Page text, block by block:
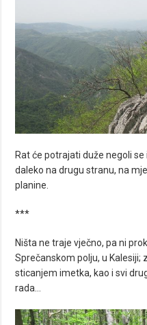
Rat će potrajati duže negoli
daleko na drugu stranu, na
planine.
***
Ništa ne traje vječno, pa ni
Sprečanskom polju, u Kalesiji;
sticanjem imetka, kao i svi
rada…